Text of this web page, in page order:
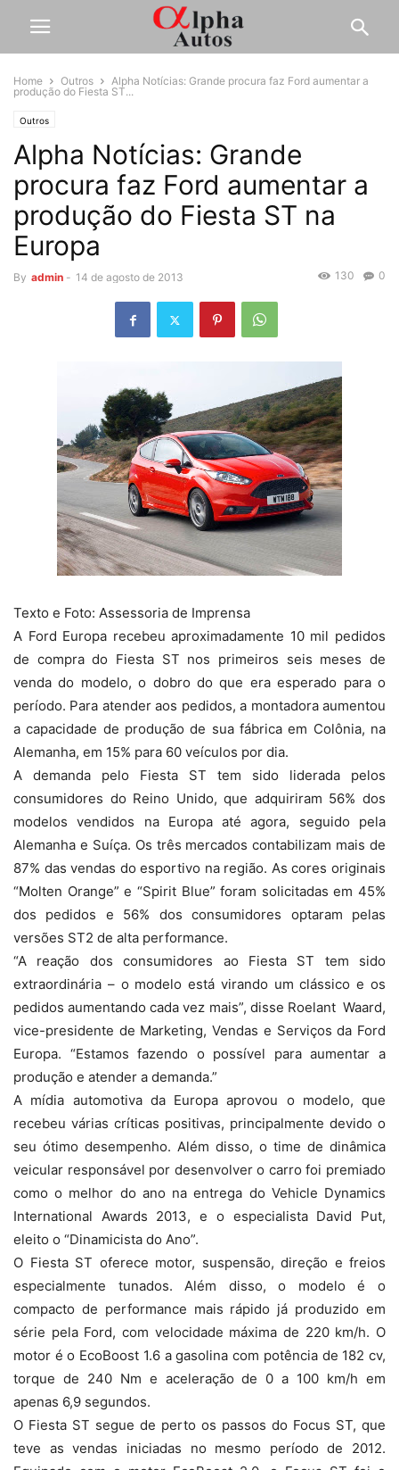
Home Outros
Alpha Notícias: Grande procura faz Ford aumentar a
produção do Fiesta ST...
Outros
Alpha Notícias: Grande
procura faz Ford aumentar a
produção do Fiesta ST na
Europa
By admin - 14 de agosto de 2013 0
130
Texto e Foto: Assessoria de Imprensa
A Ford Europa recebeu aproximadamente 10 mil pedidos
de compra do Fiesta ST nos primeiros seis meses de
venda do modelo, o dobro do que era esperado para o
período. Para atender aos pedidos, a montadora aumentou
a capacidade de produção de sua fábrica em Colônia, na
Alemanha, em 15% para 60 veículos por dia.
A demanda pelo Fiesta ST tem sido liderada pelos
consumidores do Reino Unido, que adquiriram 56% dos
modelos vendidos na Europa até agora, seguido pela
Alemanha e Suíça. Os três mercados contabilizam mais de
87% das vendas do esportivo na região. As cores originais
“Molten Orange” e “Spirit Blue” foram solicitadas em 45%
dos pedidos e 56% dos consumidores optaram pelas
versões ST2 de alta performance.
“A reação dos consumidores ao Fiesta ST tem sido
extraordinária – o modelo está virando um clássico e os
pedidos aumentando cada vez mais”, disse Roelant Waard,
vice-presidente de Marketing, Vendas e Serviços da Ford
Europa. “Estamos fazendo o possível para aumentar a
produção e atender a demanda.”
A mídia automotiva da Europa aprovou o modelo, que
recebeu várias críticas positivas, principalmente devido o
seu ótimo desempenho. Além disso, o time de dinâmica
veicular responsável por desenvolver o carro foi premiado
como o melhor do ano na entrega do Vehicle Dynamics
International Awards 2013, e o especialista David Put,
eleito o “Dinamicista do Ano”.
O Fiesta ST oferece motor, suspensão, direção e freios
especialmente tunados. Além disso, o modelo é o
compacto de performance mais rápido já produzido em
série pela Ford, com velocidade máxima de 220 km/h. O
motor é o EcoBoost 1.6 a gasolina com potência de 182 cv,
torque de 240 Nm e aceleração de 0 a 100 km/h em
apenas 6,9 segundos.
O Fiesta ST segue de perto os passos do Focus ST, que
teve as vendas iniciadas no mesmo período de 2012.